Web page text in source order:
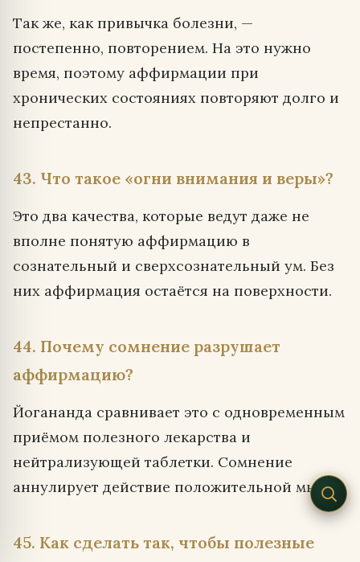
Так же, как привычка болезни, —
постепенно, повторением. На это нужно
время, поэтому аффирмации при
хронических состояниях повторяют долго и
непрестанно.
43. Что такое «огни внимания и веры»?
Это два качества, которые ведут даже не
вполне понятую аффирмацию в
сознательный и сверхсознательный ум. Без
них аффирмация остаётся на поверхности.
44. Почему сомнение разрушает
аффирмацию?
Йогананда сравнивает это с одновременным
приёмом полезного лекарства и
нейтрализующей таблетки. Сомнение
аннулирует действие положительной мысли.
45. Как сделать так, чтобы полезные